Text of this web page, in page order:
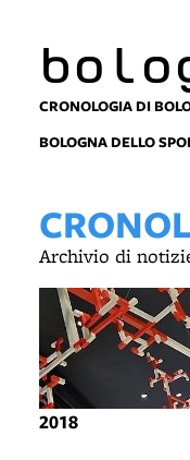
CRONOLOGIA DI
BOLOGNA DELLO
Archivio di
2018